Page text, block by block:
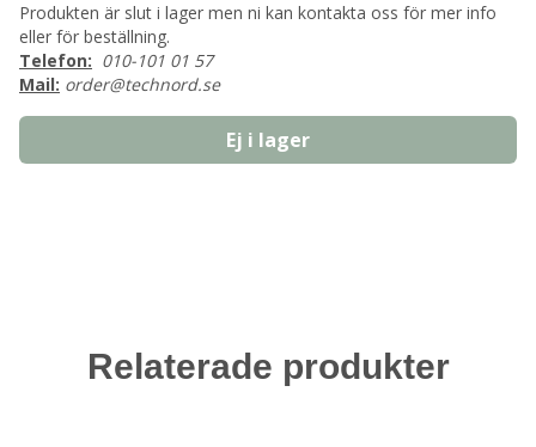
Produkten är slut i lager men ni kan kontakta oss för mer info
eller för beställning.
Telefon: 010-101 01 57
Mail: order@technord.se
Ej i lager
Relaterade produkter